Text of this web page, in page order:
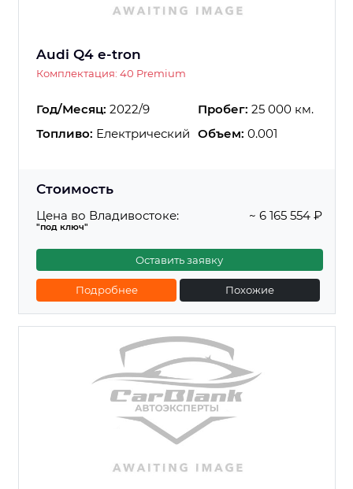
Audi Q4 e-tron
Комплектация: 40 Premium
Год/Месяц: 2022/9 Пробег: 25 000 км.
Топливо: Електрический Объем: 0.001
Стоимость
Цена во Владивостоке:
"под ключ"
~ 6 165 554 ₽
Оставить заявку
Подробнее Похожие